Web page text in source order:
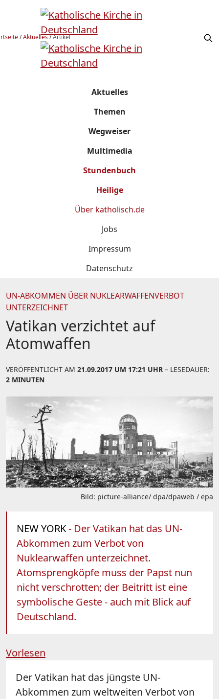
/Aktuelles/Artikel
Aktuelles
Themen
Wegweiser
Multimedia
Stundenbuch
Heilige
Über katholisch.de
Jobs
Impressum
Datenschutz
UN-ABKOMMEN ÜBER NUKLEARWAFFENVERBOT
UNTERZEICHNET
Vatikan verzichtet auf
Atomwaffen
VERÖFFENTLICHT AM 21.09.2017 UM 17:21 UHR – LESEDAUER:
2 MINUTEN
Bild: picture-alliance/ dpa/dpaweb / epa
NEW YORK- Der Vatikan hat das UN-
Abkommen zum Verbot von
Nuklearwaffen unterzeichnet.
Atomsprengköpfe muss der Papst nun
nicht verschrotten; der Beitritt ist eine
symbolische Geste - auch mit Blick auf
Deutschland.
Vorlesen
Der Vatikan hat das jüngste UN-
Abkommen zum weltweiten Verbot von